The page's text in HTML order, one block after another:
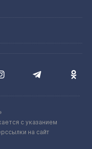
с указанием
на сайт